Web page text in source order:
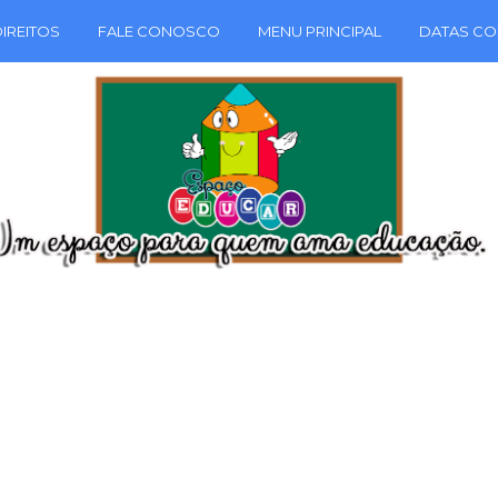
FALE CONOSCO MENU PRINCIPAL DATAS